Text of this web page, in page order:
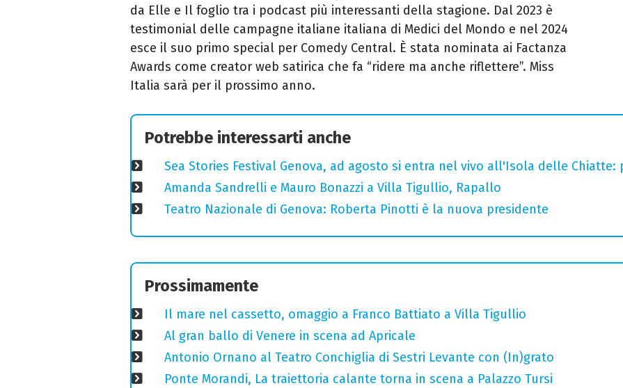
da Elle e Il foglio tra i podcast più interessanti della stagione. Dal 2023 è
testimonial delle campagne italiane italiana di Medici del Mondo e nel 2024
esce il suo primo special per Comedy Central. È stata nominata ai Factanza
Awards come creator web satirica che fa “ridere ma anche riflettere”. Miss
Italia sarà per il prossimo anno.
Potrebbe interessarti anche
Sea Stories Festival Genova, ad agosto si entra nel vivo all'Isola delle Chiatte:
Amanda Sandrelli e Mauro Bonazzi a Villa Tigullio, Rapallo
Teatro Nazionale di Genova: Roberta Pinotti è la nuova presidente
Prossimamente
Il mare nel cassetto, omaggio a Franco Battiato a Villa Tigullio
Al gran ballo di Venere in scena ad Apricale
Antonio Ornano al Teatro Conchiglia di Sestri Levante con (In)grato
Ponte Morandi, La traiettoria calante torna in scena a Palazzo Tursi